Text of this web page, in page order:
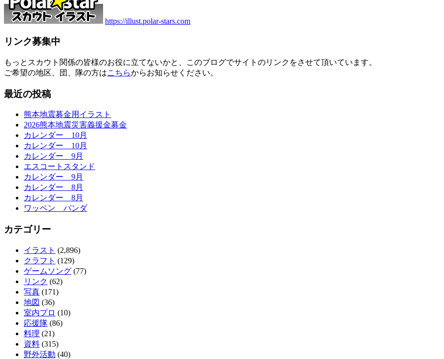
https://illust.polar-stars.com
リンク募集中
もっとスカウト関係の皆様のお役に立てないかと、このブログでサイトのリンクをさせて頂いています。
ご希望の地区、団、隊の方はこちらからお知らせください。
最近の投稿
熊本地震募金用イラスト
2026熊本地震災害義援金募金
カレンダー 10月
カレンダー 10月
カレンダー 9月
エスコートスタンド
カレンダー 9月
カレンダー 8月
カレンダー 8月
ワッペン パンダ
カテゴリー
イラスト (2,896)
クラフト (129)
ゲームソング (77)
リンク (62)
写真 (171)
地図 (36)
室内プロ (10)
応援隊 (86)
料理 (21)
資料 (315)
野外活動 (40)